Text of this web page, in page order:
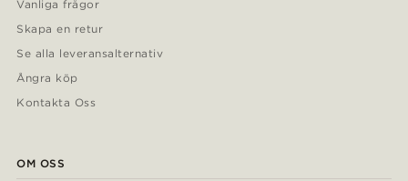
Vanliga frågor
Skapa en retur
Se alla leveransalternativ
Ångra köp
Kontakta Oss
OM OSS